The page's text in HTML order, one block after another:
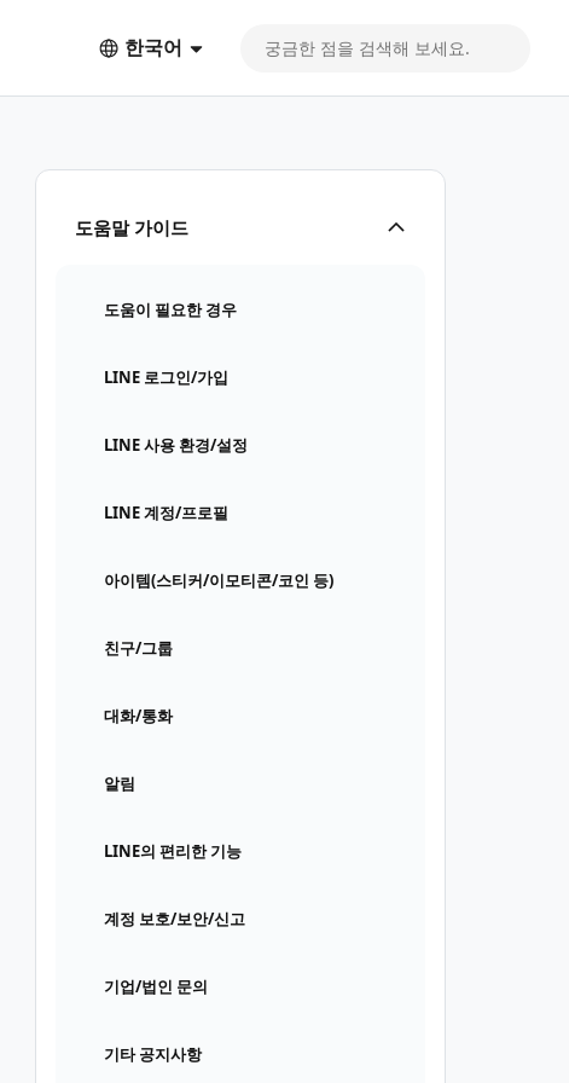
한국어
도움말 가이드
도움이 필요한 경우
LINE 로그인/가입
LINE 사용 환경/설정
LINE 계정/프로필
아이템(스티커/이모티콘/코인 등)
친구/그룹
대화/통화
알림
LINE의 편리한 기능
계정 보호/보안/신고
기업/법인 문의
기타 공지사항